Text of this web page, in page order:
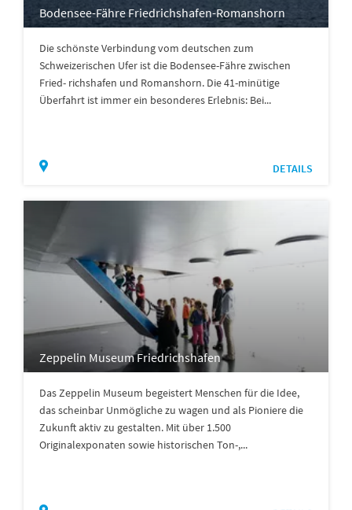
Bodensee-Fähre Friedrichshafen-Romanshorn
Die schönste Verbindung vom deutschen zum
Schweizerischen Ufer ist die Bodensee-Fähre zwischen
Fried- richshafen und Romanshorn. Die 41-minütige
Überfahrt ist immer ein besonderes Erlebnis: Bei...
DETAILS
Zeppelin Museum Friedrichshafen
Das Zeppelin Museum begeistert Menschen für die Idee,
das scheinbar Unmögliche zu wagen und als Pioniere die
Zukunft aktiv zu gestalten. Mit über 1.500
Originalexponaten sowie historischen Ton-,...